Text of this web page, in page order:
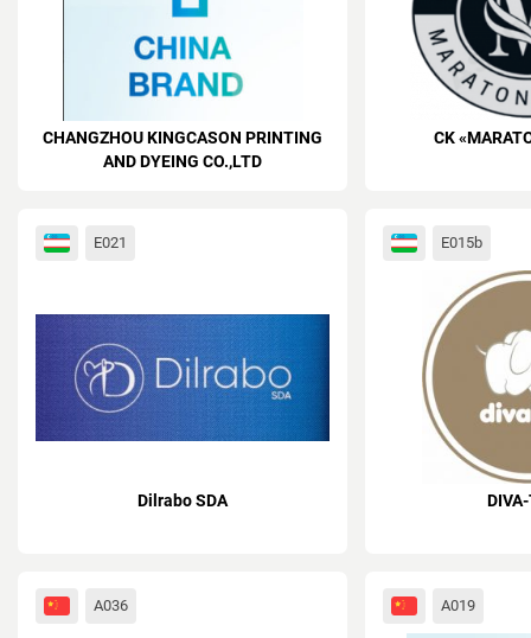
CHANGZHOU KINGCASON PRINTING
AND DYEING CO.,LTD
CK
E021
Dilrabo SDA
E015b
A036 A019